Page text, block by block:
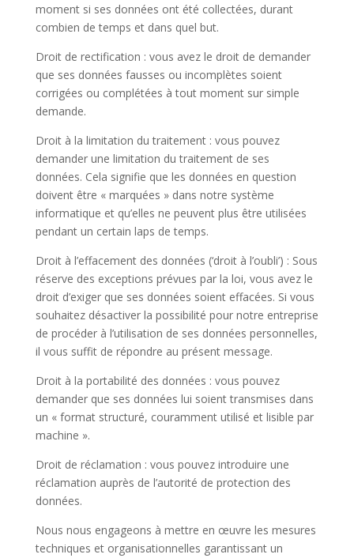
moment si ses données ont été collectées, durant
combien de temps et dans quel but.
Droit de rectification : vous avez le droit de demander
que ses données fausses ou incomplètes soient
corrigées ou complétées à tout moment sur simple
demande.
Droit à la limitation du traitement : vous pouvez
demander une limitation du traitement de ses
données. Cela signifie que les données en question
doivent être « marquées » dans notre système
informatique et qu’elles ne peuvent plus être utilisées
pendant un certain laps de temps.
Droit à l’effacement des données (‘droit à l’oubli’) : Sous
réserve des exceptions prévues par la loi, vous avez le
droit d’exiger que ses données soient effacées. Si vous
souhaitez désactiver la possibilité pour notre entreprise
de procéder à l’utilisation de ses données personnelles,
il vous suffit de répondre au présent message.
Droit à la portabilité des données : vous pouvez
demander que ses données lui soient transmises dans
un « format structuré, couramment utilisé et lisible par
machine ».
Droit de réclamation : vous pouvez introduire une
réclamation auprès de l’autorité de protection des
données.
Nous nous engageons à mettre en œuvre les mesures
techniques et organisationnelles garantissant un